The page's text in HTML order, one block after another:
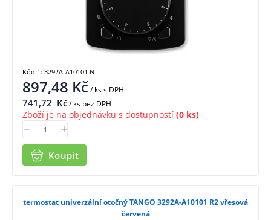
897,48 Kč/ kss DPH
741,72 Kč/ ks bez DPH
Zboží je na objednávku s dostupností (0 ks)
Koupit
Kód 1: 3292A-A10101 N
termostat univerzální otočný TANGO 3292A-A10101 R2 vřesová
červená